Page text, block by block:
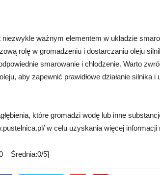
ważnym elementem w układzie
rolę w gromadzeniu i dostarczaniu oleju
smarowanie i chłodzenie. Warto
aby zapewnić prawidłowe działanie silnika
które gromadzi wodę lub inne
w celu uzyskania więcej informacji
Średnia:0/5]